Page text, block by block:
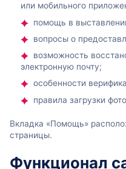
или мобильного
помощь в
вопросы о
возможность
электронную почту;
особенности
правила загрузки
Вкладка «Помощь»
страницы.
Функционал